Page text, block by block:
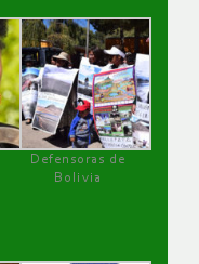
Defensoras de
Bolivia